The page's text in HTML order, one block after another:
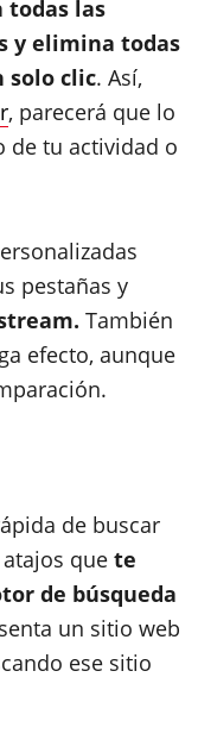
todas las
y elimina todas
solo clic. Así,
, parecerá que lo
de tu actividad o
pestañas y
También
efecto, aunque
de buscar
que te
de búsqueda
un sitio web
ese sitio